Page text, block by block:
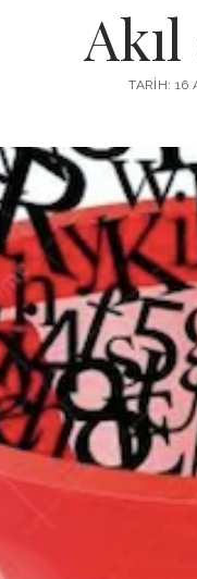
TARIH: